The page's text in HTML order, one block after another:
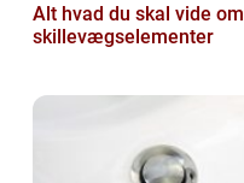
Alt hvad du skal vide om
skillevægselementer